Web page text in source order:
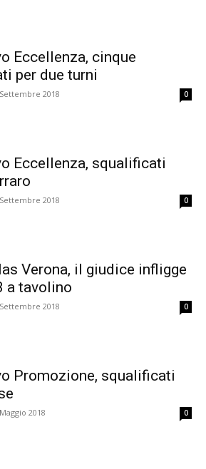
Eccellenza, cinque
per due turni
2018 0
Eccellenza, squalificati
2018 0
Verona, il giudice infligge
a tavolino
2018 0
Promozione, squalificati
2018 0